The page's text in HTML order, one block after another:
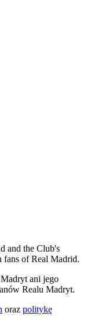
and the Club's
fans of Real Madrid.
ani jego
Realu Madryt.
oraz politykę